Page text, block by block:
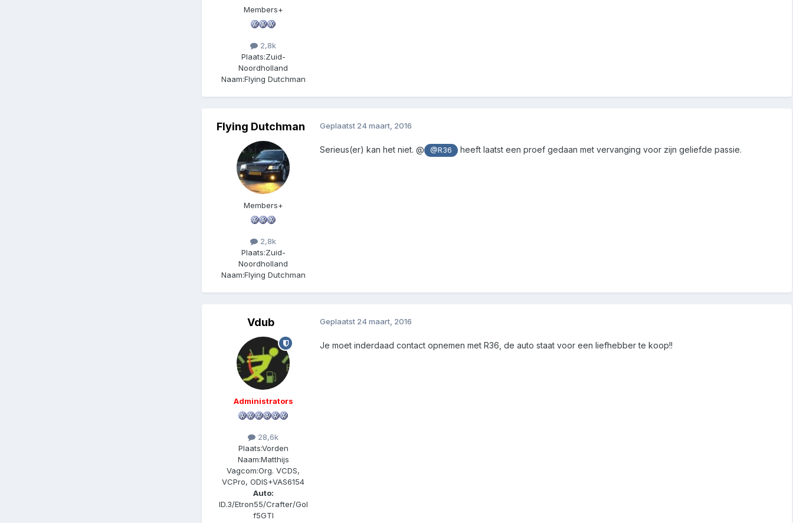
Members+
2,8k
Plaats:Zuid-
Noordholland
Naam:Flying Dutchman
Flying Dutchman
Members+
2,8k
Plaats:Zuid-
Noordholland
Naam:Flying Dutchman
Geplaatst 24 maart, 2016
Serieus(er) kan het niet. @ @R36 heeft laatst een proef gedaan met vervanging voor zijn geliefde passie.
Vdub
Administrators
28,6k
Plaats:Vorden
Naam:Matthijs
Vagcom:Org. VCDS,
VCPro, ODIS+VAS6154
Auto:
ID.3/Etron55/Crafter/Gol
f5GTI
Geplaatst 24 maart, 2016
Je moet inderdaad contact opnemen met R36, de auto staat voor een liefhebber te koop!!